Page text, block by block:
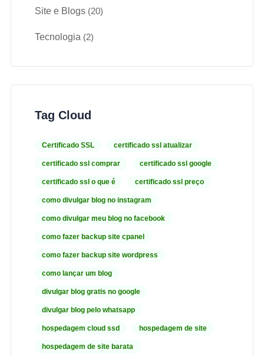
Site e Blogs (20)
Tecnologia (2)
Tag Cloud
Certificado SSL certificado ssl atualizar
certificado ssl comprar certificado ssl google
certificado ssl o que é certificado ssl preço
como divulgar blog no instagram
como divulgar meu blog no facebook
como fazer backup site cpanel
como fazer backup site wordpress
como lançar um blog
divulgar blog gratis no google
divulgar blog pelo whatsapp
hospedagem cloud ssd hospedagem de site
hospedagem de site barata